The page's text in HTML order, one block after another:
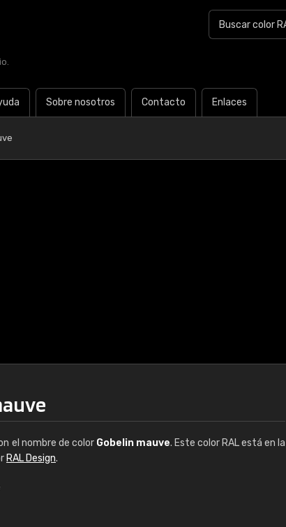
Sobre nosotros Contacto Enlaces
el nombre de color Gobelin mauve. Este color RAL está en la
RAL Design.